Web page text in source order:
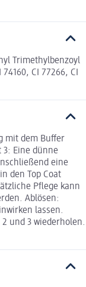
Trimethylbenzoyl
CI 77266, CI
mit dem Buffer
Eine dünne
eine
den Top Coat
Pflege kann
Ablösen:
lassen.
und 3 wiederholen.